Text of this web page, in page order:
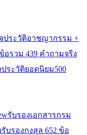
ประวัติอาชญากรรม +
อรวม 439 คำถามจริง
ประวัติยอดนิยม500
รับรองเอกสารกรม
บรองกงสุล 652 ข้อ